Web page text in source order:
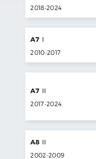
2018-2024
A7 I
2010-2017
A7 II
2017-2024
A8 II
2002-2009